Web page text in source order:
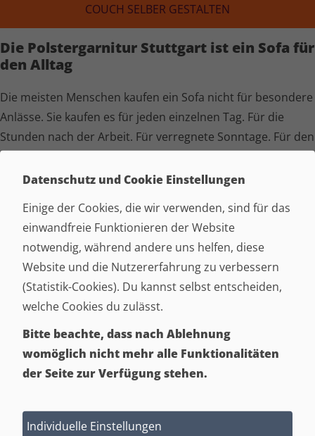
COUCH SELBER GESTALTEN
Die Polster­garnitur Stuttgart ist ein Sofa für
den Alltag
Die meisten Menschen kaufen ein Sofa nicht für besondere
Anlässe. Sie kaufen es für jeden einzelnen Tag. Für die
Stunden nach der Arbeit. Für verregnete Sonntage. Für den
ersten Kaffee am Morgen oder den letzten Film am Abend.
Genau deshalb merkt man oft ziemlich schnell, ob eine
Garnitur wirklich passt.
Bei der Polster­garnitur Stuttgart entsteht dieses Gefühl oft
schon nach den ersten Minuten. Man setzt sich hin, lehnt
sich zurück und fühlt sich wohl. Ganz ohne grosse Worte.
Ganz ohne etwas, das besonders auffallen möchte.
Das Schöne an der Polster­garnitur Stuttgart ist ihre
angenehme Art. Sie wirkt wohnlich und schafft eine
Atmosphäre, in der man gerne Zeit verbringt. Sie ist kein
Vielmehr wird sie mit der Zeit zu einem festen Bestandteil
Datenschutz und Cookie Einstellungen
Einige der Cookies, die wir verwenden, sind für das
einwandfreie Funktionieren der Website
notwendig, während andere uns helfen, diese
Website und die Nutzererfahrung zu verbessern
(Statistik-Cookies). Du kannst selbst entscheiden,
welche Cookies du zulässt.
Bitte beachte, dass nach Ablehnung
womöglich nicht mehr alle Funktionalitäten
der Seite zur Verfügung stehen.
Individuelle Einstellungen